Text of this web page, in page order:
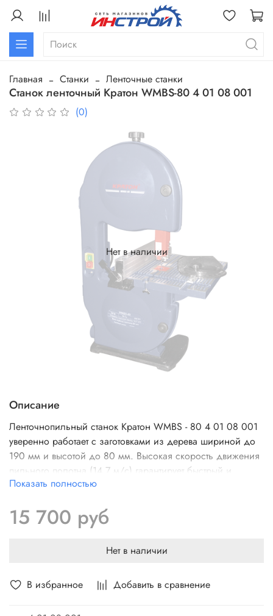
Главная Станки Ленточные станки
Станок ленточный Кратон WMBS-80 4 01 08 001
(0)
В избранное Добавить в сравнение
Нет в наличии
Описание
Ленточнопильный станок Кратон WMBS - 80 4 01 08 001
уверенно работает с заготовками из дерева шириной до
190 мм и высотой до 80 мм. Высокая скорость движения
пильного полотна (14.7 м/с) гарантирует быстрый и
качественный рез деталей. Устойчивое основание
покрытие защищает станину от преждевременного
разрушения.
Показать полностью
15 700 руб
Нет в наличии